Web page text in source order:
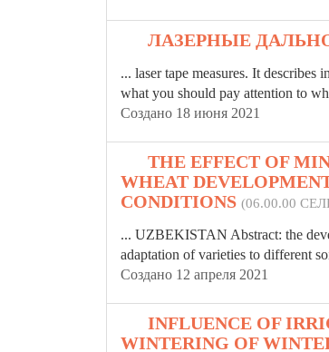
ЛАЗЕРНЫЕ
... laser tape measures. It
what you should pay attention to
Создано 18 июня 2021
THE EFFECT OF
WHEAT
CONDITIONS (06.00.00
... UZBEKISTAN Abstract: the
adaptation ofvarieties to different
Создано 12 апреля 2021
INFLUENCE OF
WINTERING OF